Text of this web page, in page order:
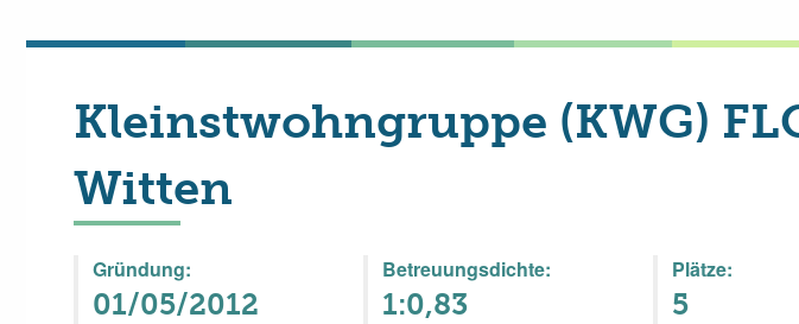
Kleinstwohngruppe (KWG)
Witten
Gründung:
01/05/2012
Betreuungsdichte:
1:0,83
Plätze:
5